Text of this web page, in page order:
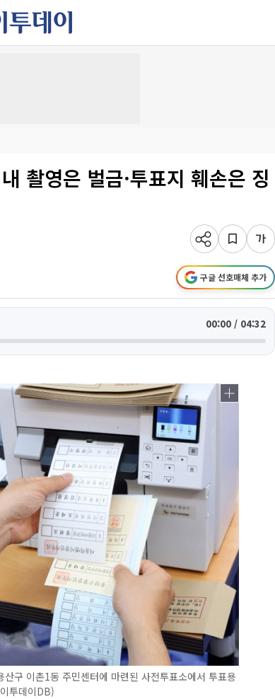
촬영은 벌금·투표지 훼손은 징
구글 선호매체 추가
00:00 / 04:32
구 이촌1동 주민센터에 마련된 사전투표소에서 투표용
투데이DB)